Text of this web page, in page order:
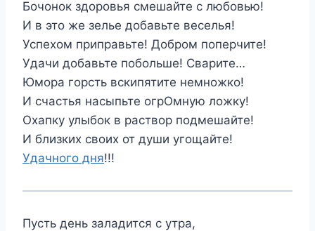
Бочонок здоровья смешайте с любовью!
И в это же зелье добавьте веселья!
Успехом приправьте! Добром поперчите!
Удачи добавьте побольше! Сварите…
Юмора горсть вскипятите немножко!
И счастья насыпьте огрОмную ложку!
Охапку улыбок в раствор подмешайте!
И близких своих от души угощайте!
Удачного дня!!!
Пусть день заладится с утра,